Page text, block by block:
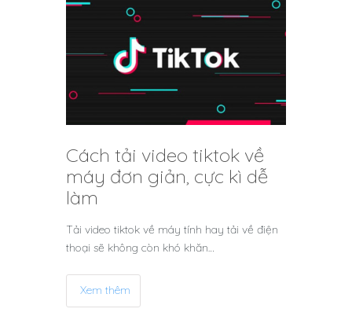
Cách tải video tiktok về
máy đơn giản, cực kì dễ
làm
Tải video tiktok về máy tính hay tải về điện
thoại sẽ không còn khó khăn…
Xem thêm